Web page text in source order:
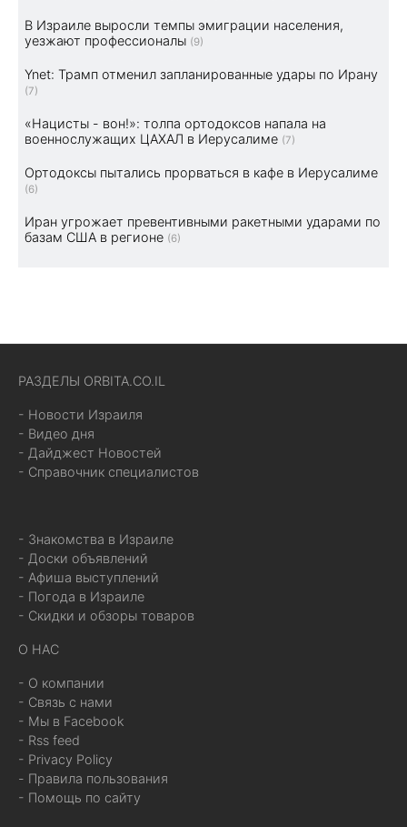
В Израиле выросли темпы эмиграции населения,
уезжают профессионалы (9)
Ynet: Трамп отменил запланированные удары по Ирану
(7)
«Нацисты - вон!»: толпа ортодоксов напала на
военнослужащих ЦАХАЛ в Иерусалиме (7)
Ортодоксы пытались прорваться в кафе в Иерусалиме
(6)
Иран угрожает превентивными ракетными ударами по
базам США в регионе (6)
РАЗДЕЛЫ ORBITA.CO.IL
- Новости Израиля
- Видео дня
- Дайджест Новостей
- Справочник специалистов
- Знакомства в Израиле
- Доски объявлений
- Афиша выступлений
- Погода в Израиле
- Скидки и обзоры товаров
О НАС
- О компании
- Связь с нами
- Мы в Facebook
- Rss feed
- Privacy Policy
- Правила пользования
- Помощь по сайту